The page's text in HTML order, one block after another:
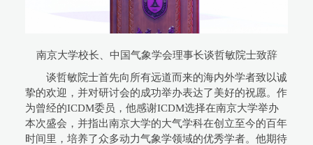
南京大学校长、中国气象学会理事长谈哲敏院士致辞
谈哲敏院士首先向所有远道而来的海内外学者致以诚
挚的欢迎，并对研讨会的成功举办表达了美好的祝愿。作
为曾经的ICDM委员，他感谢ICDM选择在南京大学举办
本次盛会，并指出南京大学的大气学科在创立至今的百年
时间里，培养了众多动力气象学领域的优秀学者。他期待